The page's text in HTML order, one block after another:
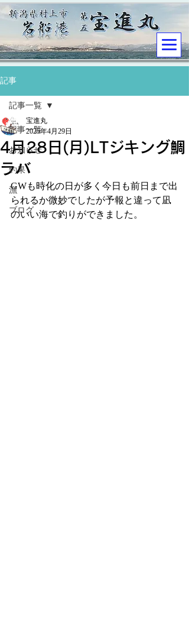
記事
記事一覧
お知らせ
釣果
漁
ブログ
記事一覧
4月28日(月)LTジキング鯛
ラバ
宝進丸
2025年4月29日
GWも時化の日が多く今日も前日まで出
られるか微妙でしたが予報と違って凪
のいい海で釣りができました。